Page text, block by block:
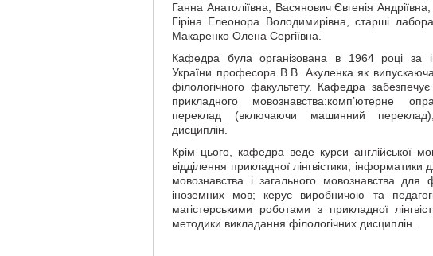
Ганна Анатоліївна, Васянович Євгенія
Гіріна Елеонора Володимирівна, старші
Макаренко Олена Сергіївна.
Кафедра була організована в 1964 році за
України професора В.В. Акуленка як випускаюча
філологічного факультету. Кафедра забезпечує
прикладного мовознавства:комп’ютерне
переклад (включаючи машинний
дисциплін.
Крім цього, кафедра веде курси англійської
відділення прикладної лінгвістики;
мовознавства і загального мовознавства для
іноземних мов; керує виробничою та
магістерськими роботами з прикладної
методики викладання філологічних дисциплін.